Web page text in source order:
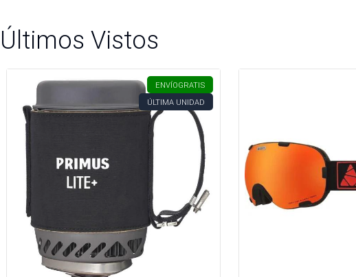
Últimos Vistos
ENVÍOGRATIS
ÚLTIMA UNIDAD